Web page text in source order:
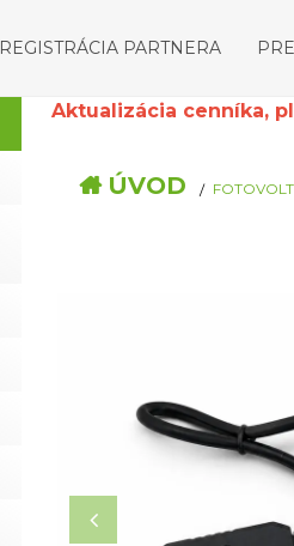
REGISTRÁCIA PARTNERA
Aktualizácia cenníka,
ÚVOD